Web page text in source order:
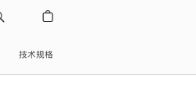
技术规格